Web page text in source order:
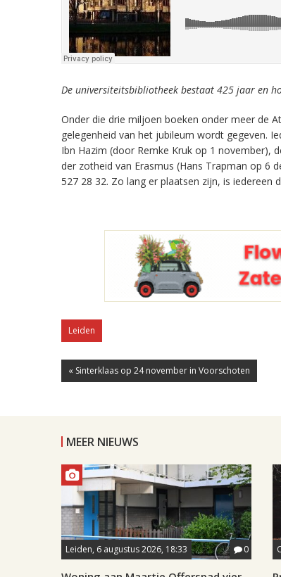
De universiteitsbibliotheek bestaat 425 jaar en
Onder die drie miljoen boeken onder meer de
gelegenheid van het jubileum wordt gegeven.
Ibn Hazim (door Remke Kruk op 1 november),
der zotheid van Erasmus (Hans Trapman op 6
527 28 32. Zo lang er plaatsen zijn, is iedereen
Leiden
« Sinterklaas op 24 november in Voorschoten
MEER NIEUWS
Leiden, 6 augustus 2026, 18:33 0